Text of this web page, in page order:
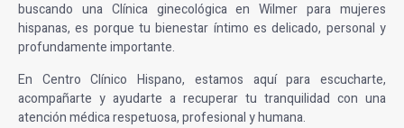
buscando una Clínica ginecológica en Wilmer para mujeres
hispanas, es porque tu bienestar íntimo es delicado, personal y
profundamente importante.
En Centro Clínico Hispano, estamos aquí para escucharte,
acompañarte y ayudarte a recuperar tu tranquilidad con una
atención médica respetuosa, profesional y humana.